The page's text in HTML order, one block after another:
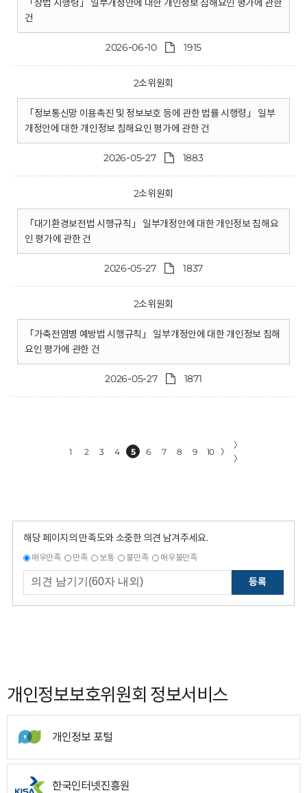
「상법 시행령」 일부개정안에 대한 개인정보 침해요인 평가에 관한
건
2026-06-10 1915
2소위원회
「정보통신망 이용촉진 및 정보보호 등에 관한 법률 시행령」 일부
개정안에 대한 개인정보 침해요인 평가에 관한 건
2026-05-27 1883
2소위원회
「대기환경보전법 시행규칙」 일부개정안에 대한 개인정보 침해요
인 평가에 관한 건
2026-05-27 1837
2소위원회
「가축전염병 예방법 시행규칙」 일부개정안에 대한 개인정보 침해
요인 평가에 관한 건
2026-05-27 1871
1 2 3 4 5 6 7 8 9 10 〉
〉
〉
해당 페이지의 만족도와 소중한 의견 남겨주세요.
매우만족 만족 보통 불만족 매우불만족
등록
개인정보보호위원회 정보서비스
개인정보 포털
한국인터넷진흥원